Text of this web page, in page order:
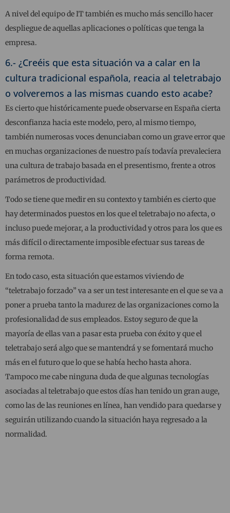
A nivel del equipo de IT también es mucho más sencillo hacer
despliegue de aquellas aplicaciones o políticas que tenga la
empresa.
6.- ¿Creéis que esta situación va a calar en la
cultura tradicional española, reacia al teletrabajo
o volveremos a las mismas cuando esto acabe?
Es cierto que históricamente puede observarse en España cierta
desconfianza hacia este modelo, pero, al mismo tiempo,
también numerosas voces denunciaban como un grave error que
en muchas organizaciones de nuestro país todavía prevaleciera
una cultura de trabajo basada en el presentismo, frente a otros
parámetros de productividad.
Todo se tiene que medir en su contexto y también es cierto que
hay determinados puestos en los que el teletrabajo no afecta, o
incluso puede mejorar, a la productividad y otros para los que es
más difícil o directamente imposible efectuar sus tareas de
forma remota.
En todo caso, esta situación que estamos viviendo de
“teletrabajo forzado” va a ser un test interesante en el que se va a
poner a prueba tanto la madurez de las organizaciones como la
profesionalidad de sus empleados. Estoy seguro de que la
mayoría de ellas van a pasar esta prueba con éxito y que el
teletrabajo será algo que se mantendrá y se fomentará mucho
más en el futuro que lo que se había hecho hasta ahora.
Tampoco me cabe ninguna duda de que algunas tecnologías
asociadas al teletrabajo que estos días han tenido un gran auge,
como las de las reuniones en línea, han vendido para quedarse y
seguirán utilizando cuando la situación haya regresado a la
normalidad.